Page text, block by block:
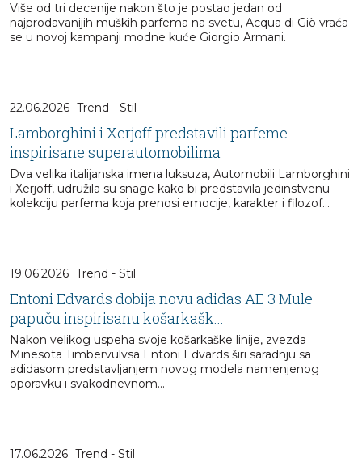
Više od tri decenije nakon što je postao jedan od
najprodavanijih muških parfema na svetu, Acqua di Giò vraća
se u novoj kampanji modne kuće Giorgio Armani.
22.06.2026 Trend - Stil
Lamborghini i Xerjoff predstavili parfeme
inspirisane superautomobilima
Dva velika italijanska imena luksuza, Automobili Lamborghini
i Xerjoff, udružila su snage kako bi predstavila jedinstvenu
kolekciju parfema koja prenosi emocije, karakter i filozof...
19.06.2026 Trend - Stil
Entoni Edvards dobija novu adidas AE 3 Mule
papuču inspirisanu košarkašk...
Nakon velikog uspeha svoje košarkaške linije, zvezda
Minesota Timbervulvsa Entoni Edvards širi saradnju sa
adidasom predstavljanjem novog modela namenjenog
oporavku i svakodnevnom...
17.06.2026 Trend - Stil